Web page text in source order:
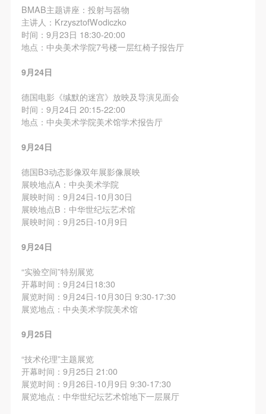
BMAB主题讲座：投射与器物
主讲人：KrzysztofWodiczko
时间：9月23日 18:30-20:00
地点：中央美术学院7号楼一层红椅子报告厅
9月24日
德国电影《缄默的迷宫》放映及导演见面会
时间：9月24日 20:15-22:00
地点：中央美术学院美术馆学术报告厅
9月24日
德国B3动态影像双年展影像展映
展映地点A：中央美术学院
展映时间：9月24日-10月30日
展映地点B：中华世纪坛艺术馆
展映时间：9月25日-10月9日
9月24日
“实验空间”特别展览
开幕时间：9月24日18:30
展览时间：9月24日-10月30日 9:30-17:30
展览地点：中央美术学院美术馆
9月25日
“技术伦理”主题展览
开幕时间：9月25日 21:00
展览时间：9月26日-10月9日 9:30-17:30
展览地点：中华世纪坛艺术馆地下一层展厅